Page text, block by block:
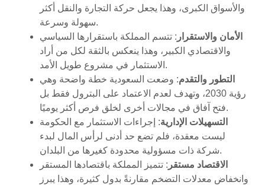
والأسواق الكبرى، وهذا يجعل حركة التجارة والنقل أكثر
سهولة وسرعة.
الأمان والاستقرار : تتسم المملكة باستقرارها السياسي
والاقتصادي الكبير، وهذا ينعكس بالثقة لكل من أراد
الاستثمار في مشروع طويل الأمد.
التطور والتقدم: وضعت السعودية خطة واضحة وهي
رؤية 2030، وتهدف لعدم الاعتماد على البترول فقط بل
فتح آفاق في مجالات أخرى لخلق فرص أكثر يوميًا.
التسهيلات الإدارية: إجراءات الاستثمار مع الحكومة
ليست معقدة، فلم تضع حد أدنى لرأس المال لبدء
شركة ذات مسؤولية محدودة كغيرها من البلدان.
الاقتصاد مستقر : تتميز المملكة باقتصادها المستقر
وانخفاض معدلات التضخم مقارنةً بدول كثيرة، وهذا يبرز